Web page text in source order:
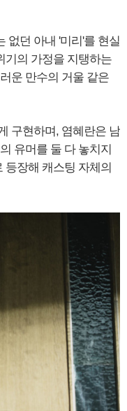
없던 아내 '미리'를 현실
기의 가정을 지탱하는
운 만수의 거울 같은
구현하며, 염혜란은 남
유머를 둘 다 놓치지
등장해 캐스팅 자체의